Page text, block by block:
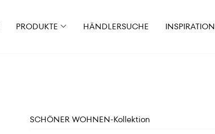
PRODUKTE HÄNDLERSUCHE INSPIRATION
SCHÖNER WOHNEN-Kollektion